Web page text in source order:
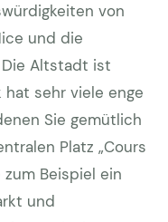
von
und die
Die Altstadt ist
sehr viele enge
Sie gemütlich
Platz „Cours
zum Beispiel ein
und